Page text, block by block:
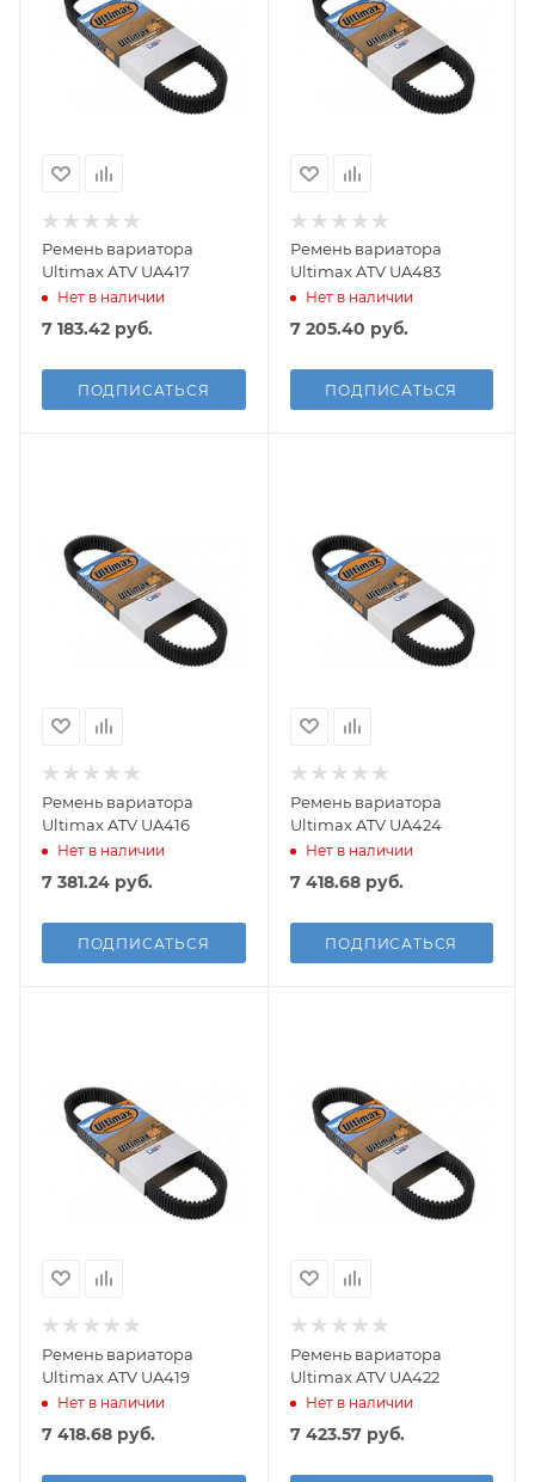
Ремень вариатора
Ultimax ATV UA417
Нет в наличии
7 183.42 руб.
ПОДПИСАТЬСЯ
Ремень вариатора
Ultimax ATV UA483
Нет в наличии
7 205.40 руб.
ПОДПИСАТЬСЯ
Ремень вариатора
Ultimax ATV UA416
Нет в наличии
7 381.24 руб.
ПОДПИСАТЬСЯ
Ремень вариатора
Ultimax ATV UA424
Нет в наличии
7 418.68руб.
ПОДПИСАТЬСЯ
Ремень вариатора
Ultimax ATV UA419
Нет в наличии
7 418.68 руб.
Ремень вариатора
Ultimax ATV UA422
Нет в наличии
7 423.57руб.